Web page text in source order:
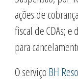
ações de
fiscal de CDAs;
para
O serviço BH